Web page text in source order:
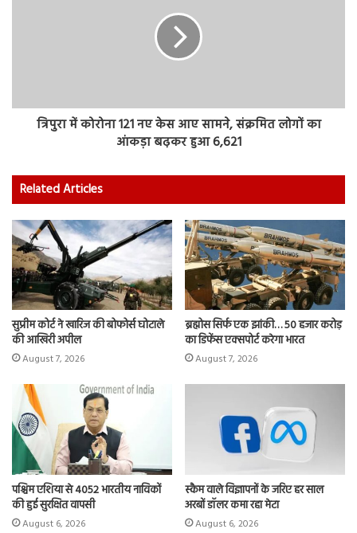
त्रिपुरा में कोरोना 121 नए केस आए सामने, संक्रमित लोगों का
आंकड़ा बढ़कर हुआ 6,621
Related Articles
सुप्रीम कोर्ट ने खारिज की बोफोर्स घोटाले
की आखिरी अपील
August 7, 2026
ब्रह्मोस सिर्फ एक झांकी… 50 हजार करोड़
का डिफेंस एक्सपोर्ट करेगा भारत
August 7, 2026
पश्चिम एशिया से 4052 भारतीय नाविकों
की हुई सुरक्षित वापसी
August 6, 2026
स्कैम वाले विज्ञापनों के जरिए हर साल
अरबों डॉलर कमा रहा मेटा
August 6, 2026